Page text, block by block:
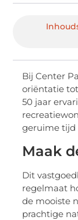
Bij Center
oriëntatie
50 jaar
geruime tijd
Maak
Dit
regelmaat
de mooiste
prachtige